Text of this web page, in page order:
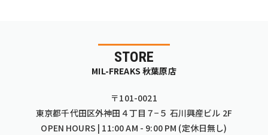
STORE
MIL-FREAKS 秋葉原店
〒101-0021
東京都千代田区外神田４丁目７−５ 石川興産ビル 2F
OPEN HOURS | 11:00 AM - 9:00 PM (定休日無し)